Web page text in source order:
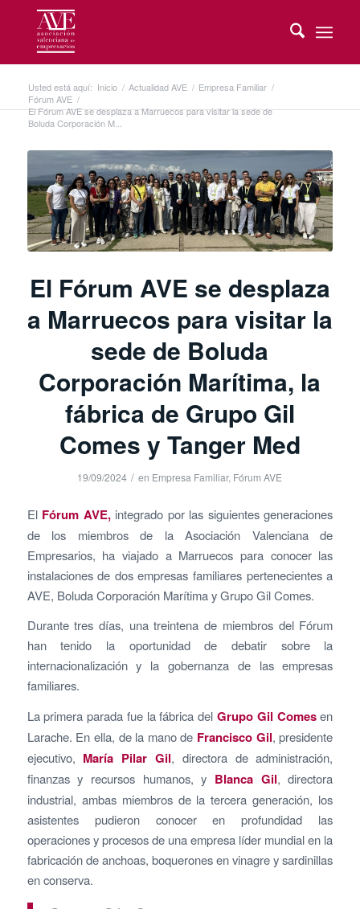
Usted está aquí: Inicio / Actualidad AVE / Empresa Familiar /
Fórum AVE /
El Fórum AVE se desplaza a Marruecos para visitar la sede de
Boluda Corporación M...
El Fórum AVE se desplaza
a Marruecos para visitar la
sede de Boluda
Corporación Marítima, la
fábrica de Grupo Gil
Comes y Tanger Med
19/09/2024 / en Empresa Familiar, Fórum AVE
El Fórum AVE, integrado por las siguientes generaciones
de los miembros de la Asociación Valenciana de
Empresarios, ha viajado a Marruecos para conocer las
instalaciones de dos empresas familiares pertenecientes a
AVE, Boluda Corporación Marítima y Grupo Gil Comes.
Durante tres días, una treintena de miembros del Fórum
han tenido la oportunidad de debatir sobre la
internacionalización y la gobernanza de las empresas
familiares.
La primera parada fue la fábrica delGrupo Gil Comesen
Larache. En ella, de la mano de Francisco Gil, presidente
ejecutivo, María Pilar Gil, directora de administración,
finanzas y recursos humanos, y Blanca Gil, directora
industrial, ambas miembros de la tercera generación, los
asistentes pudieron conocer en profundidad las
operaciones y procesos de una empresa líder mundial en la
fabricación de anchoas, boquerones en vinagre y sardinillas
en conserva.